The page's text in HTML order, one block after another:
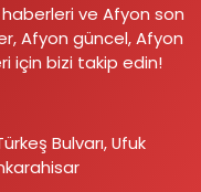
ve Afyon son
Afyon güncel, Afyon
için bizi takip edin!
Bulvarı, Ufuk